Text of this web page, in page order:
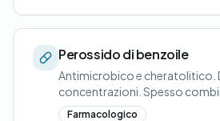
Perossido di benzoile
Antimicrobico e cheratolitico.
concentrazioni. Spesso
Farmacologico